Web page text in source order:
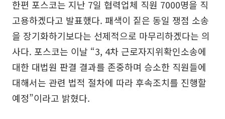
한편 포스코는 지난 7일 협력업체 직원 7000명을 직
고용하겠다고 발표했다. 패색이 짙은 동일 쟁점 소송
을 장기화하기보다는 선제적으로 마무리하겠다는 의
사다. 포스코는 이날 “3, 4차 근로자지위확인소송에
대한 대법원 판결 결과를 존중하며 승소한 직원들에
대해서는 관련 법적 절차에 따라 후속조치를 진행할
예정”이라고 밝혔다.